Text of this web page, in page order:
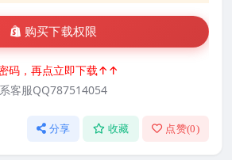
购买下载权限
码，再点立即下载↑↑
客服QQ787514054
分享 收藏 点赞(0)